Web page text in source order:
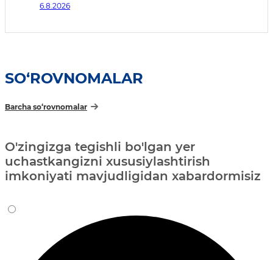
tadbirlari to‘g‘risida
6.8.2026
SO‘ROVNOMALAR
Barcha so‘rovnomalar
O'zingizga tegishli bo'lgan yer
uchastkangizni xususiylashtirish
imkoniyati mavjudligidan xabardormisiz